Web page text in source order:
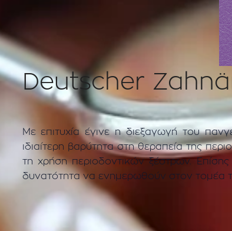
Deutscher
Με επιτυχία έγινε η διεξαγωγή του
ιδιαίτερη βαρύτητα στη θεραπεία της
τη χρήση περιοδοντικών ξέστρων.
δυνατότητα να ενημερωθούν στον τομέα